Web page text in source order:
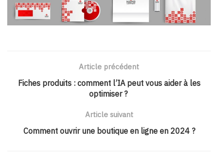
Article précédent
Fiches produits : comment l’IA peut vous aider à les
optimiser ?
Article suivant
Comment ouvrir une boutique en ligne en 2024 ?